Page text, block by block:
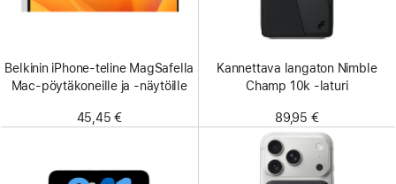
Belkinin iPhone-teline MagSafella
Mac-pöytäkoneille ja ‑näytöille
45,45 €
Kannettava langaton Nimble
Champ 10k -laturi
89,95 €